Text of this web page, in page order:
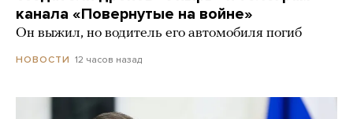
канала «Повернутые на войне»
Он выжил, но водитель его автомобиля погиб
НОВОСТИ 12 часов назад